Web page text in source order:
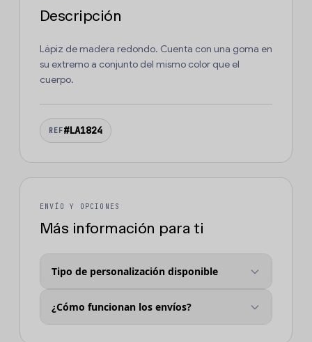
Descripción
Lápiz de madera redondo. Cuenta con una goma en
su extremo a conjunto del mismo color que el
cuerpo.
REF#LA1824
ENVÍO Y OPCIONES
Más información para ti
Tipo de personalización disponible
¿Cómo funcionan los envíos?